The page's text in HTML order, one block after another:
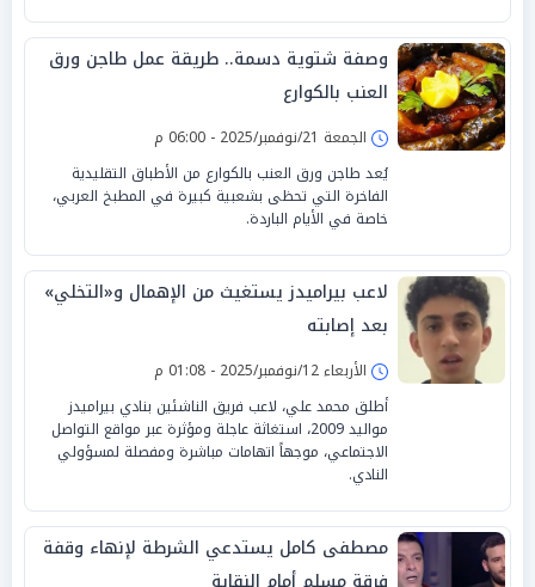
وصفة شتوية دسمة.. طريقة عمل طاجن ورق
العنب بالكوارع
الجمعة 21/نوفمبر/2025 - 06:00 م
يُعد طاجن ورق العنب بالكوارع من الأطباق التقليدية
الفاخرة التي تحظى بشعبية كبيرة في المطبخ العربي،
خاصة في الأيام الباردة.
لاعب بيراميدز يستغيث من الإهمال و«التخلي»
بعد إصابته
الأربعاء 12/نوفمبر/2025 - 01:08 م
أطلق محمد علي، لاعب فريق الناشئين بنادي بيراميدز
مواليد 2009، استغاثة عاجلة ومؤثرة عبر مواقع التواصل
الاجتماعي، موجهاً اتهامات مباشرة ومفصلة لمسؤولي
النادي.
مصطفى كامل يستدعي الشرطة لإنهاء وقفة